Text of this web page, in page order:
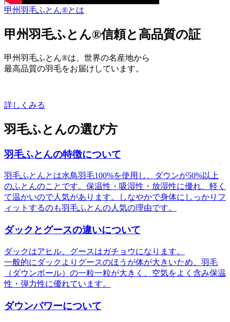
甲州羽毛ふとん®とは
甲州羽毛ふとん®信頼と高品質の証
甲州羽毛ふとん®は、世界の名産地から
最高品質の羽毛をお届けしています。
詳しくみる
羽毛ふとんの選び方
羽毛ふとんの特徴について
羽毛ふとんとは水鳥羽毛100%を使用し、ダウンが50%以上
のふとんのことです。保温性・吸湿性・放湿性に優れ、軽く
て温かいので人気があります。しなやかで身体にしっかりフ
ィットするのも羽毛ふとんの人気の理由です。
ダックとグースの違いについて
ダックはアヒル、グースはガチョウになります。
一般的にダックよりグースのほうが体が大きいため、羽毛
（ダウンボール）の一粒一粒が大きく、空気をよく含み保温
性・弾力性に優れています。
ダウンパワーについて